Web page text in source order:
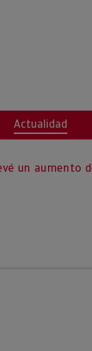
Actualidad
un aumento